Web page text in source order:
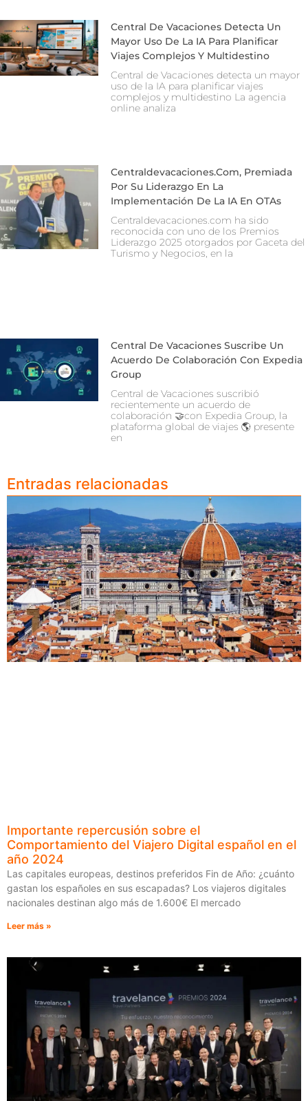
Central De Vacaciones Detecta Un
Mayor Uso De La IA Para Planificar
Viajes Complejos Y Multidestino
Central de Vacaciones detecta un mayor
uso de la IA para planificar viajes
complejos y multidestino La agencia
online analiza
Centraldevacaciones.com, Premiada
Por Su Liderazgo En La
Implementación De La IA En OTAs
Centraldevacaciones.com ha sido
reconocida con uno de los Premios
Liderazgo 2025 otorgados por Gaceta del
Turismo y Negocios, en la
Central De Vacaciones Suscribe Un
Acuerdo De Colaboración Con Expedia
Group
Central de Vacaciones suscribió
recientemente un acuerdo de
colaboración 🤝con Expedia Group, la
plataforma global de viajes 🌎 presente
en
Entradas relacionadas
Importante repercusión sobre el
Comportamiento del Viajero Digital español en el
año 2024
Las capitales europeas, destinos preferidos Fin de Año: ¿cuánto
gastan los españoles en sus escapadas? Los viajeros digitales
nacionales destinan algo más de 1.600€ El mercado
Leer más »